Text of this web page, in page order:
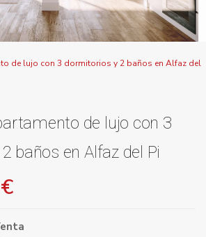
de lujo con 3 dormitorios y 2 baños en Alfaz del
de lujo con 3
baños en Alfaz del Pi